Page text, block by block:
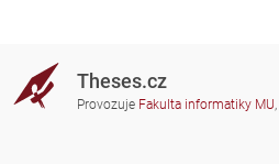
Theses.cz
Provozuje Fakulta informatiky MU,